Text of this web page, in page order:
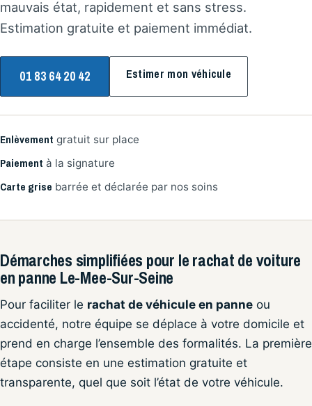
mauvais état, rapidement et sans stress.
Estimation gratuite et paiement immédiat.
01 83 64 20 42 Estimer mon véhicule
Enlèvement gratuit sur place
Paiement à la signature
Carte grise barrée et déclarée par nos soins
Démarches simplifiées pour le rachat de voiture
en panne Le-Mee-Sur-Seine
Pour faciliter le rachat de véhicule en panne ou
accidenté, notre équipe se déplace à votre domicile et
prend en charge l’ensemble des formalités. La première
étape consiste en une estimation gratuite et
transparente, quel que soit l’état de votre véhicule.